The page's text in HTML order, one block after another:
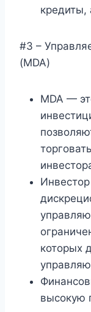
кредиты,
#3 –
(MDA)
MDA —
которых
высокую